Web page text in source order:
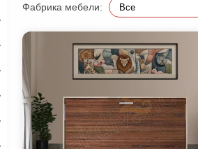
Фабрика мебели: